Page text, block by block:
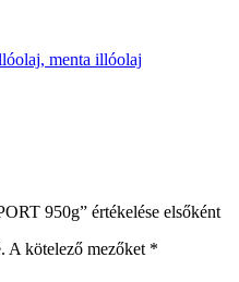
, menta illóolaj
950g” értékelése elsőként
A kötelező mezőket *